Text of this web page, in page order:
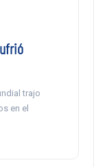
trajo
en el